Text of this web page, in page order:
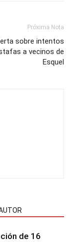
Próxima Nota
sobre intentos
a vecinos de
Esquel
de 16